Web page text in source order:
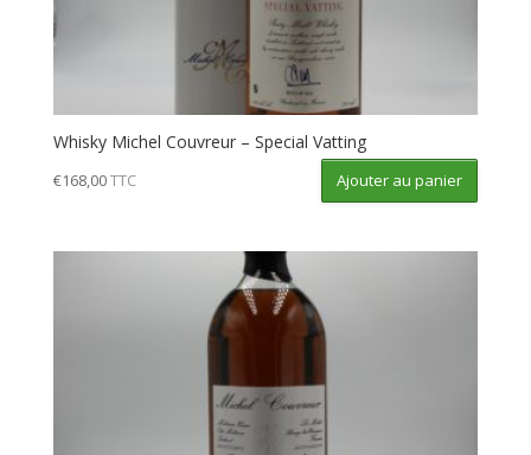
Whisky Michel Couvreur – Special Vatting
€168,00TTC Ajouter au panier